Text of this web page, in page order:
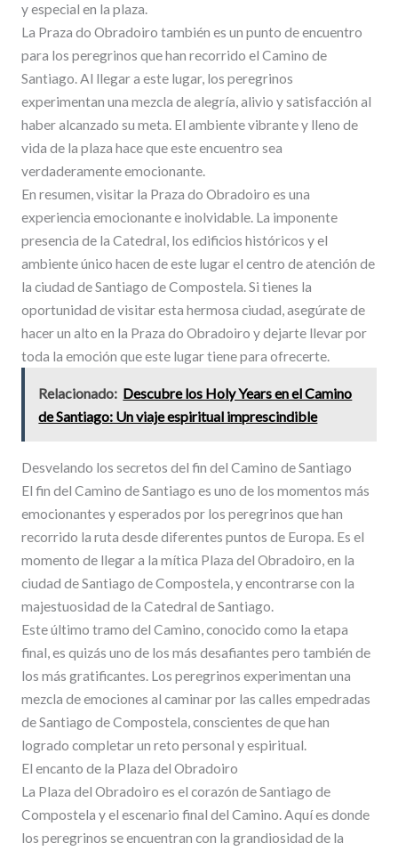
y especial en la plaza.
La Praza do Obradoiro también es un punto de encuentro
para los peregrinos que han recorrido el Camino de
Santiago. Al llegar a este lugar, los peregrinos
experimentan una mezcla de alegría, alivio y satisfacción al
haber alcanzado su meta. El ambiente vibrante y lleno de
vida de la plaza hace que este encuentro sea
verdaderamente emocionante.
En resumen, visitar la Praza do Obradoiro es una
experiencia emocionante e inolvidable. La imponente
presencia de la Catedral, los edificios históricos y el
ambiente único hacen de este lugar el centro de atención de
la ciudad de Santiago de Compostela. Si tienes la
oportunidad de visitar esta hermosa ciudad, asegúrate de
hacer un alto en la Praza do Obradoiro y dejarte llevar por
toda la emoción que este lugar tiene para ofrecerte.
Relacionado: Descubre los Holy Years en el Camino
de Santiago: Un viaje espiritual imprescindible
Desvelando los secretos del fin del Camino de Santiago
El fin del Camino de Santiago es uno de los momentos más
emocionantes y esperados por los peregrinos que han
recorrido la ruta desde diferentes puntos de Europa. Es el
momento de llegar a la mítica Plaza del Obradoiro, en la
ciudad de Santiago de Compostela, y encontrarse con la
majestuosidad de la Catedral de Santiago.
Este último tramo del Camino, conocido como la etapa
final, es quizás uno de los más desafiantes pero también de
los más gratificantes. Los peregrinos experimentan una
mezcla de emociones al caminar por las calles empedradas
de Santiago de Compostela, conscientes de que han
logrado completar un reto personal y espiritual.
El encanto de la Plaza del Obradoiro
La Plaza del Obradoiro es el corazón de Santiago de
Compostela y el escenario final del Camino. Aquí es donde
los peregrinos se encuentran con la grandiosidad de la